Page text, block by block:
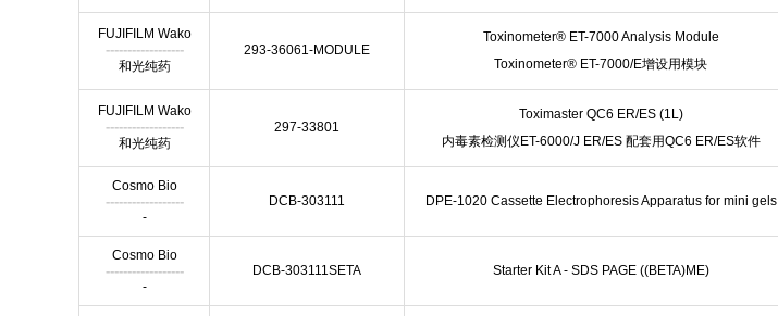
FUJIFILM Wako
------------------
和光纯药
293-36061-MODULE
Toxinometer® ET-7000 Analysis Module
Toxinometer® ET-7000/E增设用模块
FUJIFILM Wako
------------------
和光纯药
297-33801
Toximaster QC6 ER/ES (1L)
内毒素检测仪ET-6000/J ER/ES 配套用QC6 ER/ES软件
Cosmo Bio
------------------
-
DCB-303111 DPE-1020 Cassette Electrophoresis Apparatus for mini gels
Cosmo Bio
------------------
-
DCB-303111SETA Starter Kit A - SDS PAGE ((BETA)ME)